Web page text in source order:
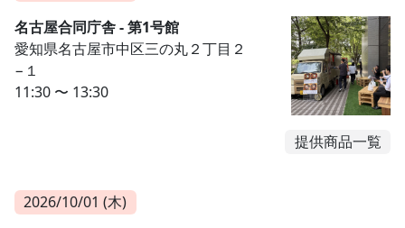
名古屋合同庁舎 - 第1号館
愛知県名古屋市中区三の丸２丁目２
−１
11:30 〜 13:30
提供商品一覧
2026/10/01 (木)